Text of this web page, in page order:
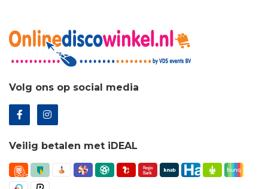
Volg ons op social media
Veilig betalen met iDEAL